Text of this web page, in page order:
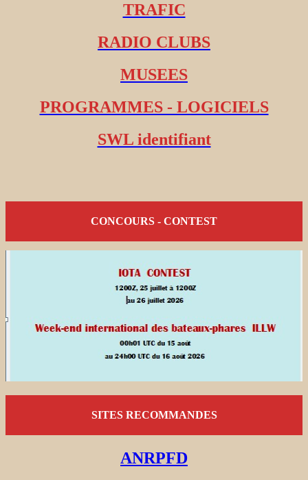
TRAFIC
RADIO CLUBS
MUSEES
PROGRAMMES - LOGICIELS
SWL identifiant
CONCOURS - CONTEST
SITES RECOMMANDES
ANRPFD